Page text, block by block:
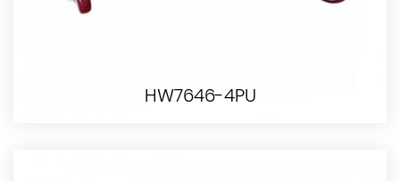
HW7646-4PU